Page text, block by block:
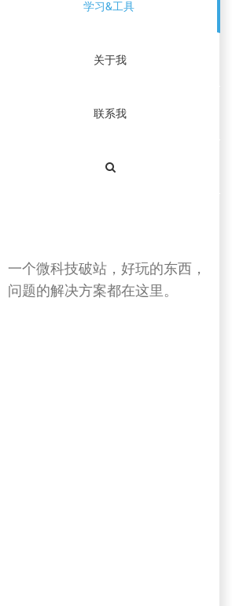
学习&工具
关于我
联系我
一个微科技破站，好玩的东西，
问题的解决方案都在这里。